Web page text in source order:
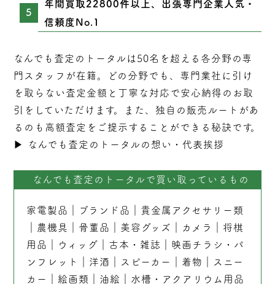
年間買取22800件以上、出張専門企業人気・
信頼度No.1
なんでも査定のトータルは50名を超える各分野の専
門スタッフが在籍。どの分野でも、専門業社に引け
を取らない査定 金額と丁寧な対応で安心納得のお取
引をしていただけます。また、独自の販売ルートがあ
るのも高額査定をご提示することができる秘訣です。
▶︎
なんでも査定のトータルの想い・代表挨拶
なんでも査定のトータルで買い取っているもの
家電製品 ブランド品
貴金属アクセサリー類
農機具 骨董品 美容グッズ カメラ
将棋
用品
ウィッグ 古本 ・ 雑誌
映画チラシ・パ
ンフレット
洋酒 スピーカー 着物
スニー
カー
絵画類 油絵
水槽・アクアリウム用品